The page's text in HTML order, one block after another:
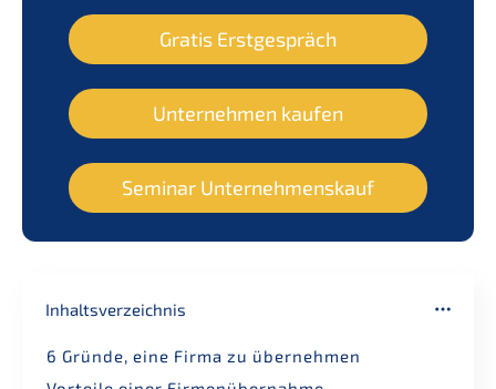
Gratis Erstge­spräch
Unter­neh­men kaufen
Seminar Unter­nehmens­kauf
Inhalts­ver­zeich­nis
6 Gründe, eine Firma zu übernehmen